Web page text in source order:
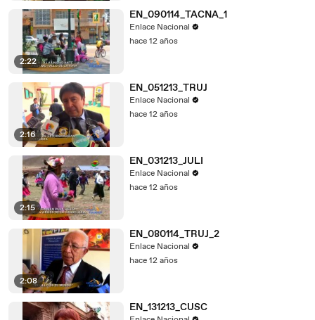
2:22
EN_090114_TACNA_1
Enlace Nacional
hace 12 años
2:16
EN_051213_TRUJ
Enlace Nacional
hace 12 años
2:15
EN_031213_JULI
Enlace Nacional
hace 12 años
2:08
EN_080114_TRUJ_2
Enlace Nacional
hace 12 años
EN_131213_CUSC